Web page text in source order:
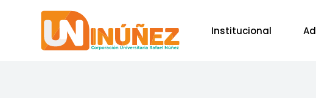
Skip to main content Institucional